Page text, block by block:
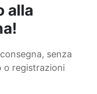
alla
senza
o registrazioni